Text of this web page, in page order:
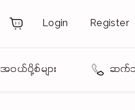
Login Register
အဝယ်ပို့စ်များ ဆက်